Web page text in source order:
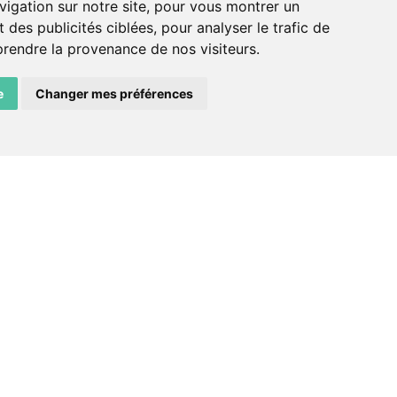
sur notre site, pour vous montrer un
des publicités ciblées, pour analyser le trafic de
la provenance de nos visiteurs.
Changer mes préférences